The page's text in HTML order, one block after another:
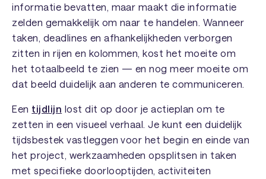
informatie bevatten, maar maakt die informatie
zelden gemakkelijk om naar te handelen. Wanneer
taken, deadlines en afhankelijkheden verborgen
zitten in rijen en kolommen, kost het moeite om
het totaalbeeld te zien — en nog meer moeite om
dat beeld duidelijk aan anderen te communiceren.
Een tijdlijn lost dit op door je actieplan om te
zetten in een visueel verhaal. Je kunt een duidelijk
tijdsbestek vastleggen voor het begin en einde van
het project, werkzaamheden opsplitsen in taken
met specifieke doorlooptijden, activiteiten